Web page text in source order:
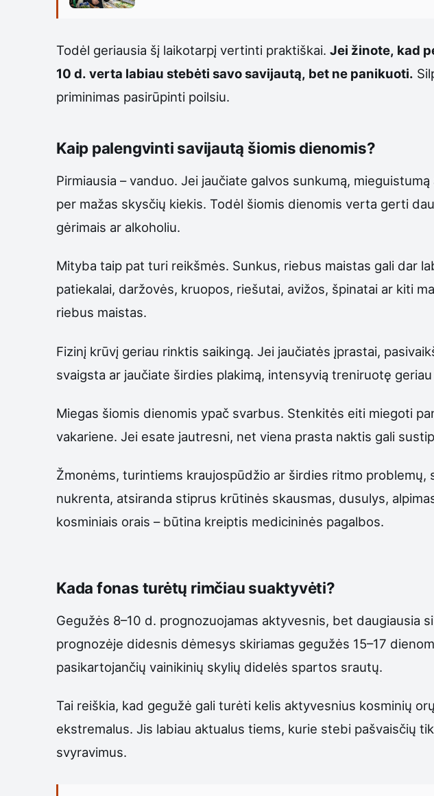
Todėl geriausia šį laikotarpį vertinti praktiškai. Jei žinote, kad
10 d. verta labiau stebėti savo savijautą, bet ne panikuoti.
priminimas pasirūpinti poilsiu.
Kaip palengvinti savijautą šiomis dienomis?
Pirmiausia – vanduo. Jei jaučiate galvos sunkumą,
per mažas skysčių kiekis. Todėl šiomis dienomis verta gerti
gėrimais ar alkoholiu.
Mityba taip pat turi reikšmės. Sunkus, riebus maistas gali dar
patiekalai, daržovės, kruopos, riešutai, avižos, špinatai ar kiti
riebus maistas.
Fizinį krūvį geriau rinktis saikingą. Jei jaučiatės įprastai,
svaigsta ar jaučiate širdies plakimą, intensyvią treniruotę
Miegas šiomis dienomis ypač svarbus. Stenkitės eiti miegoti
vakariene. Jei esate jautresni, net viena prasta naktis gali
Žmonėms, turintiems kraujospūdžio ar širdies ritmo
nukrenta, atsiranda stiprus krūtinės skausmas, dusulys,
kosminiais orais – būtina kreiptis medicininės pagalbos.
Kada fonas turėtų rimčiau suaktyvėti?
Gegužės 8–10 d. prognozuojamas aktyvesnis, bet daugiausia
prognozėje didesnis dėmesys skiriamas gegužės 15–17
pasikartojančių vainikinių skylių didelės spartos srautų.
Tai reiškia, kad gegužė gali turėti kelis aktyvesnius kosminių
ekstremalus. Jis labiau aktualus tiems, kurie stebi pašvaisčių
svyravimus.